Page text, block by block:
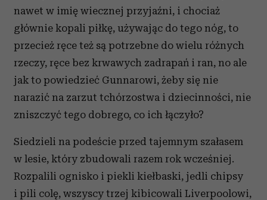
nawet w imię wiecznej przyjaźni, i chociaż
głównie kopali piłkę, używając do tego nóg, to
przecież ręce też są potrzebne do wielu różnych
rzeczy, ręce bez krwawych zadrapań i ran, no ale
jak to powiedzieć Gunnarowi, żeby się nie
narazić na zarzut tchórzostwa i dziecinności, nie
zniszczyć tego dobrego, co ich łączyło?
Siedzieli na podeście przed tajemnym szałasem
w lesie, który zbudowali razem rok wcześniej.
Rozpalili ognisko i piekli kiełbaski, jedli chipsy
i pili colę, wszyscy trzej kibicowali Liverpoolowi,